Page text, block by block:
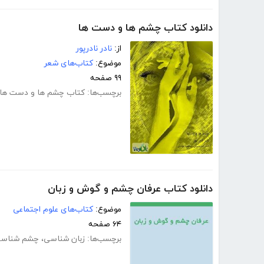
دانلود کتاب چشم ها و دست ها
از: نادر نادرپور
موضوع: کتاب‌های شعر
۹۹ صفحه
برچسب‌ها: کتاب چشم ها و دست ها
دانلود کتاب عرفان چشم و گوش و زبان
موضوع: کتاب‌های علوم اجتماعی
۶۴ صفحه
برچسب‌ها: زبان شناسی، چشم